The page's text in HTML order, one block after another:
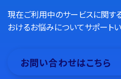
現在ご利用中のサービスに関す
おけるお悩みについてサポートい
お問い合わせはこちら